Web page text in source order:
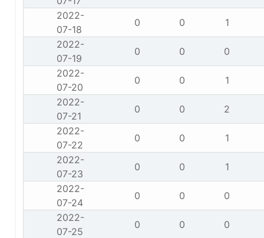
2022-
07-18
0 0
1
2022-
07-19
0 0
0
2022-
07-20
0 0
1
2022-
07-21
0 0
2
2022-
07-22
0 0
1
2022-
07-23
0 0
1
2022-
07-24
0 0
0
2022-
07-25
0 0
0